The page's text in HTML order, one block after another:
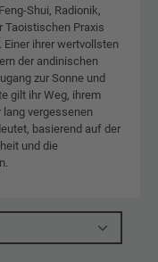
Shui, Radionik,
Taoistischen Praxis
ihrer wertvollsten
der andinischen
zur Sonne und
gilt ihr Weg, ihrem
lang vergessenen
basierend auf der
und die